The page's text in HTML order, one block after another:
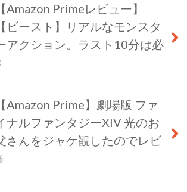
【Amazon Primeレビュー】
【ビースト】リアルなモンスタ
アクション。ラスト10分は必
【Amazon Prime】劇場版 ファ
ナルファンタジーXIV 光のお
さんをジャケ観したのでレビ